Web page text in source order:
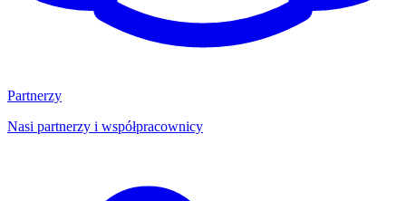
Partnerzy
Nasi partnerzy i współpracownicy